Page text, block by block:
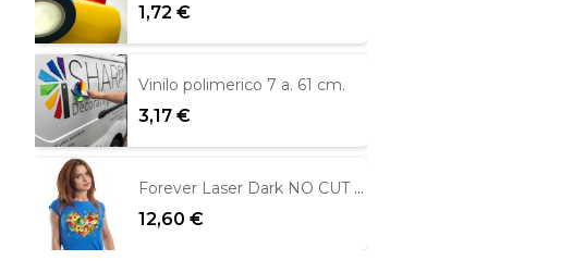
1,72 €
Vinilo polimerico 7 a. 61 cm.
3,17 €
Forever Laser Dark NO CUT para fondos oscuros
12,60 €